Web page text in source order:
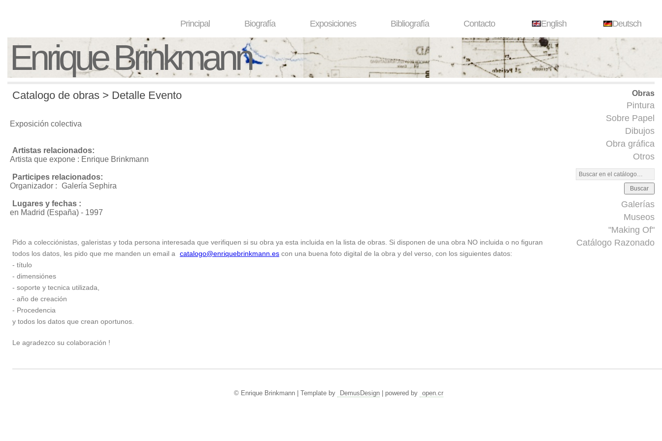
Principal Biografía Exposiciones Bibliografía Contacto English Deutsch
Enrique Brinkmann
Obras
Pintura
Sobre Papel
Dibujos
Obra gráfica
Otros
Buscar
Galerías
Museos
"Making Of"
Catálogo Razonado
Catalogo de obras > Detalle Evento
Exposición colectiva
Artistas relacionados:
Artista que expone : Enrique Brinkmann
Participes relacionados:
Organizador : Galería Sephira
Lugares y fechas :
en Madrid (España) - 1997
Pido a colecciónistas, galeristas y toda persona interesada que verifiquen si su obra ya esta incluida en la lista de obras. Si disponen de una obra NO incluida o no figuran
todos los datos, les pido que me manden un email a
catalogo@enriquebrinkmann.es con una buena foto digital de la obra y del verso, con los siguientes datos:
- título
- dimensiónes
- soporte y tecnica utilizada,
- año de creación
- Procedencia
y todos los datos que crean oportunos.
Le agradezco su colaboración !
© Enrique Brinkmann | Template by DemusDesign| powered by open.cr